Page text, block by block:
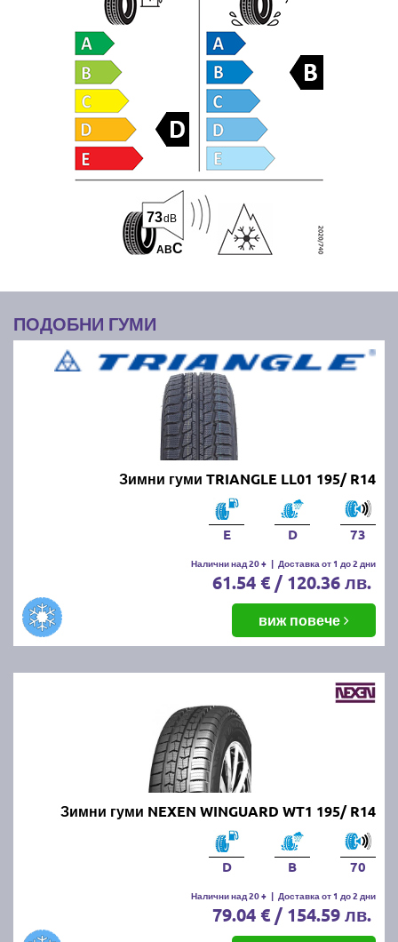
ABC
73dB
ПОДОБНИ ГУМИ
Зимни гуми TRIANGLE LL01 195/ R14
E D 73
Налични над 20 + | Доставка от 1 до 2 дни
61.54 € / 120.36 лв.
виж повече
Зимни гуми NEXEN WINGUARD WT1 195/ R14
D B 70
Налични над 20 + | Доставка от 1 до 2 дни
79.04 € / 154.59 лв.